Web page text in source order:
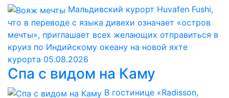
Мальдивский курорт Huvafen Fushi,
что в переводе с языка дивехи означает «остров
мечты», приглашает всех желающих отправиться в
круиз по Индийскому океану на новой яхте
курорта 05.08.2026
Спа с видом на Каму
В гостинице «Radisson,